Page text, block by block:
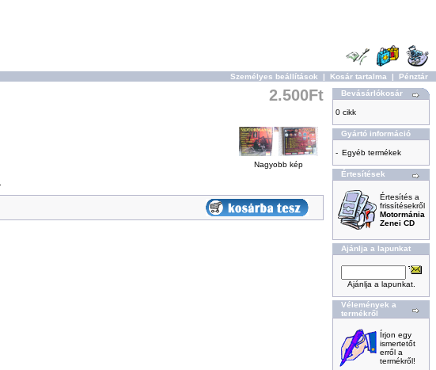
Személyes beállítások | Kosár tartalma | Pénztár
2.500Ft
Nagyobb kép
Bevásárlókosár
0 cikk
Gyártó információ
- Egyéb termékek
Értesítések
Értesítés a
frissítésekről
Motormánia
Zenei CD
Ajánlja a lapunkat
Ajánlja a lapunkat.
Vélemények a
termékről
Írjon egy
ismertetőt
erről a
termékről!